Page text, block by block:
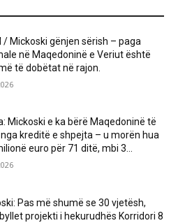
/ Mickoski gënjen sërish – paga
në Maqedoninë e Veriut është
të dobëtat në rajon.
Mickoski e ka bërë Maqedoninë të
kreditë e shpejta – u morën hua
euro për 71 ditë, mbi 3...
Pas më shumë se 30 vjetësh,
projekti i hekurudhës Korridori 8